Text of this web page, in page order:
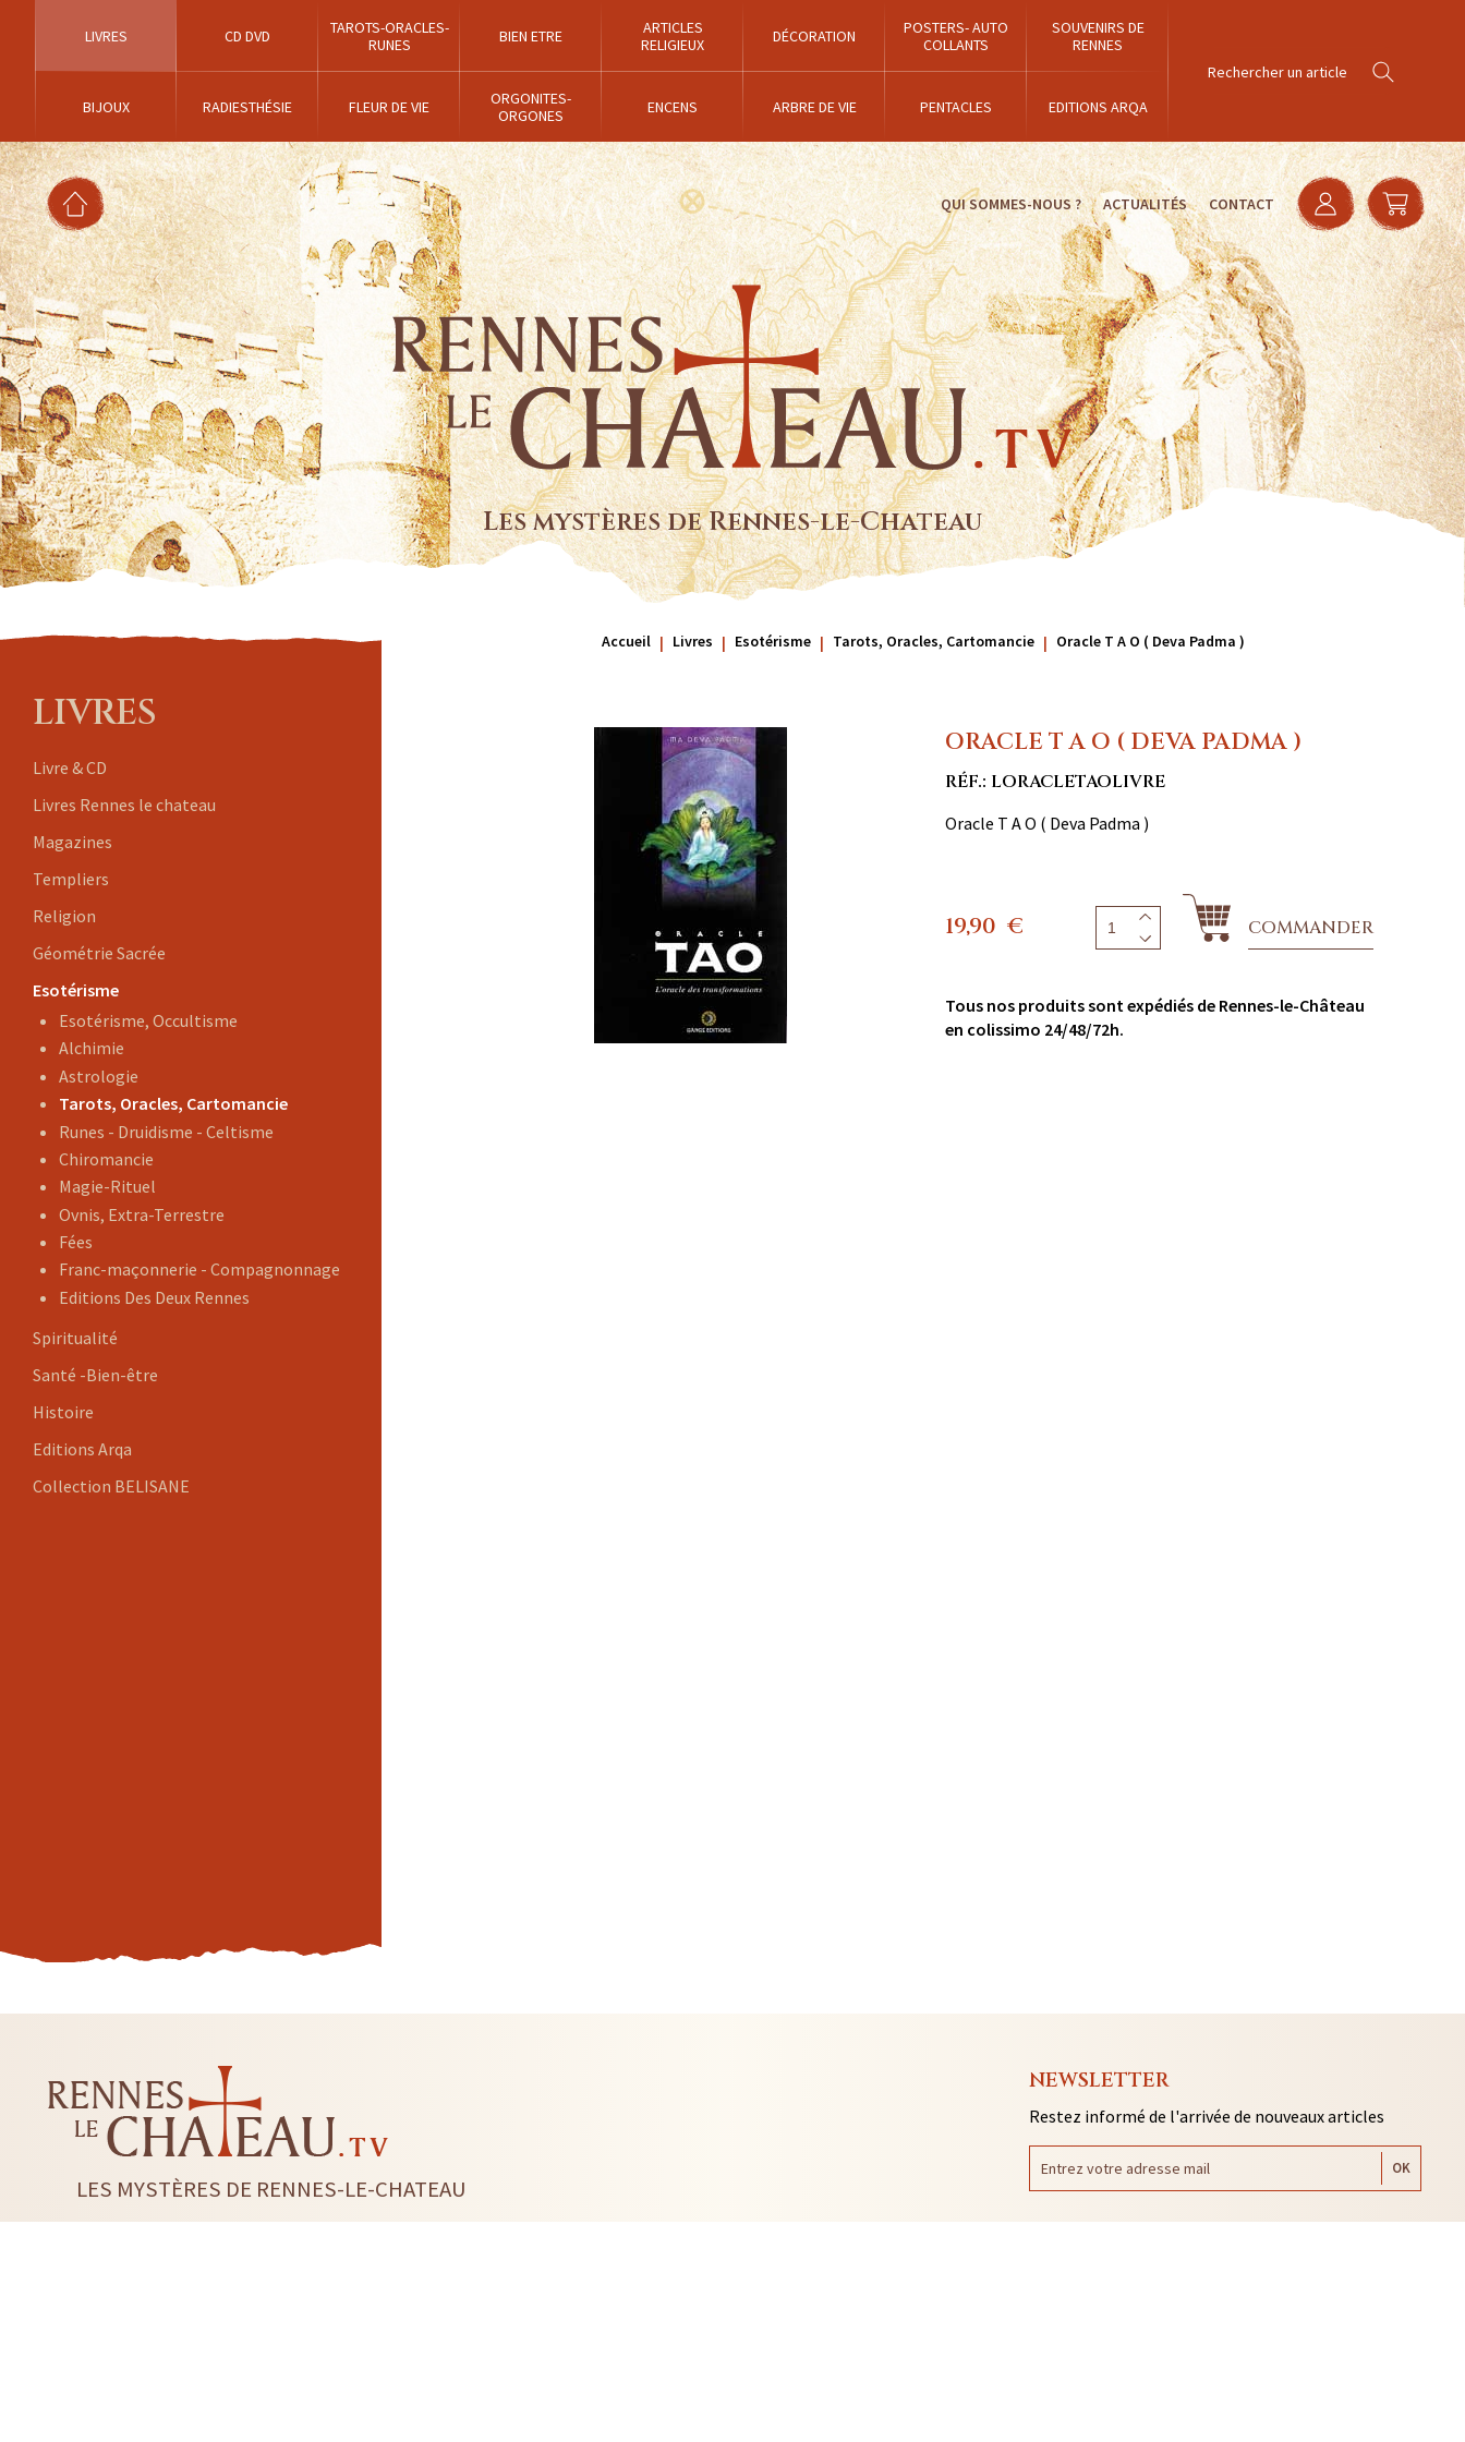
LIVRES CD DVD
TAROTS-ORACLES-
RUNES
BIEN ETRE
ARTICLES
RELIGIEUX
DÉCORATION
POSTERS- AUTO
COLLANTS
SOUVENIRS DE
RENNES
BIJOUX RADIESTHÉSIE FLEUR DE VIE
ORGONITES-
ORGONES
ENCENS ARBRE DE VIE PENTACLES EDITIONS ARQA
QUI SOMMES-NOUS ? ACTUALITÉS CONTACT
Les mystères de Rennes-le-Chateau
LIVRES
Livre & CD
Livres Rennes le chateau
Magazines
Templiers
Religion
Géométrie Sacrée
Esotérisme
Esotérisme, Occultisme
Alchimie
Astrologie
Tarots, Oracles, Cartomancie
Runes - Druidisme - Celtisme
Chiromancie
Magie-Rituel
Ovnis, Extra-Terrestre
Fées
Franc-maçonnerie - Compagnonnage
Editions Des Deux Rennes
Spiritualité
Santé -Bien-être
Histoire
Editions Arqa
Collection BELISANE
Accueil Livres Esotérisme Tarots, Oracles, Cartomancie Oracle T A O ( Deva Padma )
ORACLE T A O ( DEVA PADMA )
RÉF.: LORACLETAOLIVRE
Oracle T A O ( Deva Padma )
19,90 € COMMANDER
Tous nos produits sont expédiés de Rennes-le-Château
en colissimo 24/48/72h.
LES MYSTÈRES DE RENNES-LE-CHATEAU
NEWSLETTER
Restez informé de l'arrivée de nouveaux articles